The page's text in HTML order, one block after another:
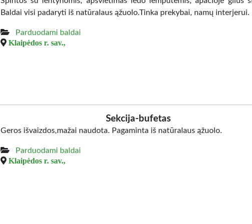
Baldai visi padaryti iš natūralaus ąžuolo.Tinka prekybai, namų interjerui.
Parduodami baldai
Klaipėdos r. sav.,
Sekcija-bufetas
Geros išvaizdos,mažai naudota. Pagaminta iš natūralaus ąžuolo.
Parduodami baldai
Klaipėdos r. sav.,